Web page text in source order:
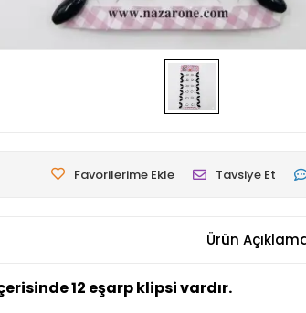
Favorilerime Ekle Tavsiye Et
Ürün
12 eşarp klipsi vardır.